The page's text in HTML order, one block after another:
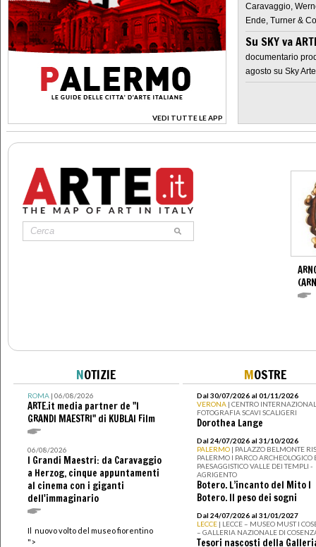
VEDI TUTTE LE APP
>
Caravaggio,
Ende, Turner &
Su SKY va
documentario
agosto su Sky Arte
NOTIZIE
ROMA| 06/08/2026
ARTE.it media partner de "I
GRANDI MAESTRI" di KUBLAI Film
06/08/2026
I Grandi Maestri: da Caravaggio
a Herzog, cinque appuntamenti
al cinema con i giganti
dell'immaginario
Il nuovo volto del museo fiorentino
">
MOSTRE
Dal 30/07/2026 al 01/11/2026
VERONA | CENTRO
FOTOGRAFIA SCAVI SCALIGERI
Dorothea Lange
Dal 24/07/2026 al 31/10/2026
PALERMO | PALAZZO BELMONTE
PALERMO I PARCO ARCHEOLOGICO
PAESAGGISTICO VALLE DEI TEMPLI -
AGRIGENTO
Botero. L’incanto del Mito I
Botero. Il peso dei sogni
Dal 24/07/2026 al 31/01/2027
LECCE | LECCE – MUSEO MUST I
– GALLERIA NAZIONALE DI
Tesori nascosti della